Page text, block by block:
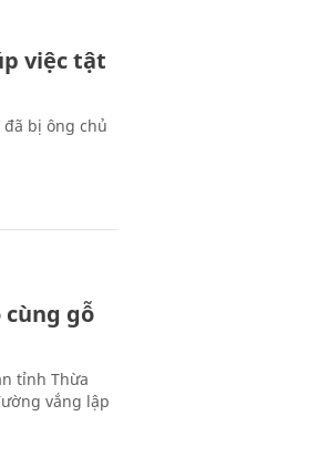
việc tật
bị ông chủ
cùng gỗ
tỉnh Thừa
vắng lập